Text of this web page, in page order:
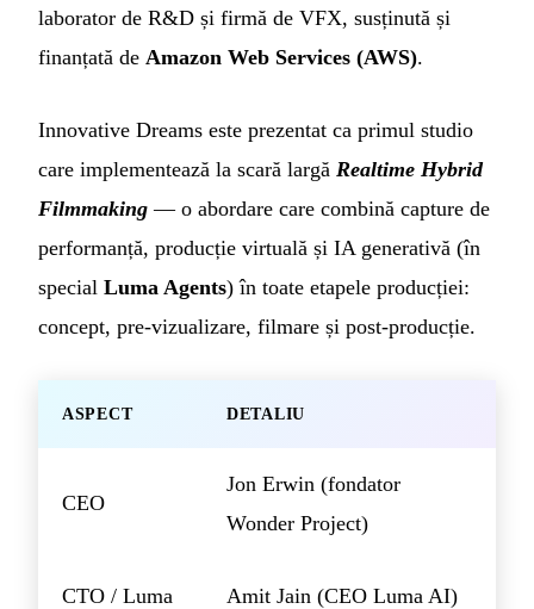
laborator de R&D și firmă de VFX, susținută și
finanțată de Amazon Web Services (AWS).
Innovative Dreams este prezentat ca primul studio
care implementează la scară largă Realtime Hybrid
Filmmaking — o abordare care combină capture de
performanță, producție virtuală și IA generativă (în
special Luma Agents) în toate etapele producției:
concept, pre-vizualizare, filmare și post-producție.
ASPECT DETALIU
CEO
Jon Erwin (fondator
Wonder Project)
CTO / Luma Amit Jain (CEO Luma AI)